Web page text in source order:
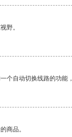
野。
自动切换线路的功能
商品。